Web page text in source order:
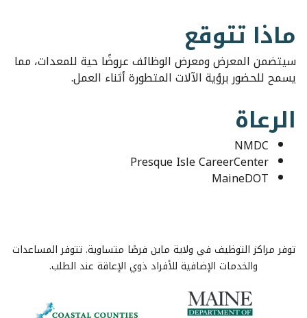
ماذا تتوقع
سيتضمن المعرض ومعرض الوظائف عروضًا حية للمعدات، مما
يسمح للحضور برؤية الآلات المتطورة أثناء العمل.
الرعاة
NMDC
Presque Isle CareerCenter
MaineDOT
توفر مراكز التوظيف في ولاية ماين فرصًا متساوية. تتوفر المساعدات
والخدمات الإضافية للأفراد ذوي الإعاقة عند الطلب.